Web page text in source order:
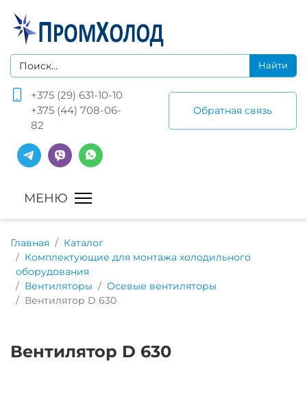
+375 (29) 631-10-10
+375 (44) 708-06-
82
Обратная связь
Главная
Каталог
Комплектующие для монтажа холодильного
оборудования
Вентиляторы
Осевые вентиляторы
Вентилятор D 630
Вентилятор D 630